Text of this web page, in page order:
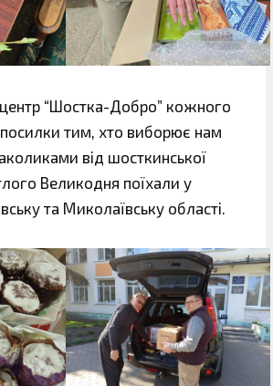
“Шостка-Добро” кожного
посилки тим, хто виборює нам
від шосткинської
Великодня поїхали у
та Миколаївську області.